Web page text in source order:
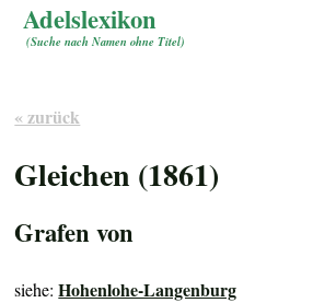
Adelslexikon
(Suche nach Namen ohne Titel)
« zurück
Gleichen (1861)
Grafen von
siehe:Hohenlohe-Langenburg